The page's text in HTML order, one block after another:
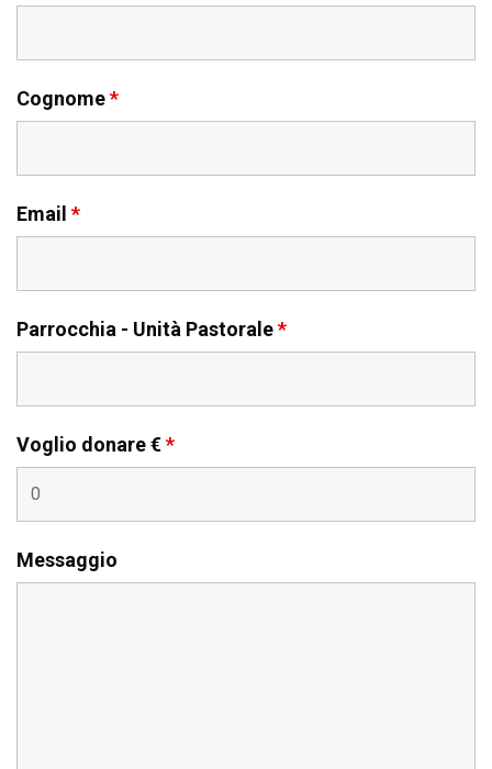
Cognome*
Email *
Parrocchia - Unità Pastorale*
Voglio donare €*
Messaggio